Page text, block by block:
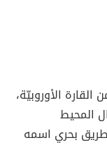
الأوروبيّة،
المحيط
طريق بحري اسمه